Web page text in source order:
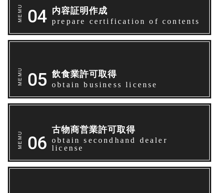
内容証明作成
prepare certification of contents
飲食業許可取得
obtain business license
古物商営業許可取得
obtain secondhand dealer
license